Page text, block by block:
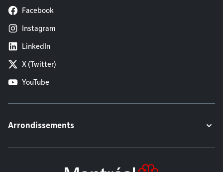
Facebook
Instagram
LinkedIn
X (Twitter)
YouTube
Arrondissements